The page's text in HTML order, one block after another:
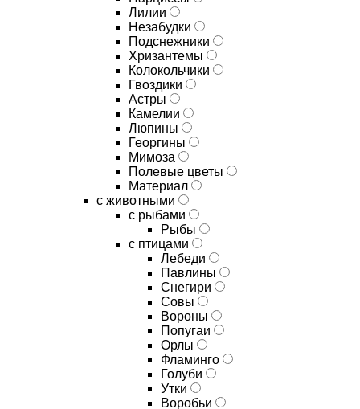
Лилии
Незабудки
Подснежники
Хризантемы
Колокольчики
Гвоздики
Астры
Камелии
Люпины
Георгины
Мимоза
Полевые цветы
Материал
с животными
с рыбами
Рыбы
с птицами
Лебеди
Павлины
Снегири
Совы
Вороны
Попугаи
Орлы
Фламинго
Голуби
Утки
Воробьи